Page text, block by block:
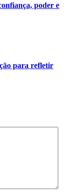
poder e
para refletir